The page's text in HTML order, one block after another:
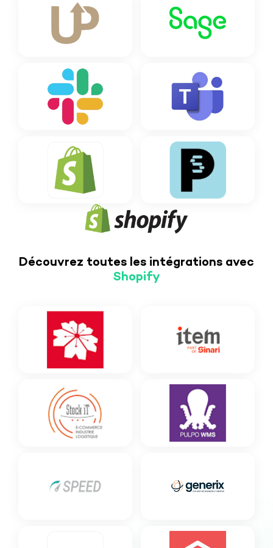
Découvrez toutes les intégrations avec
Shopify